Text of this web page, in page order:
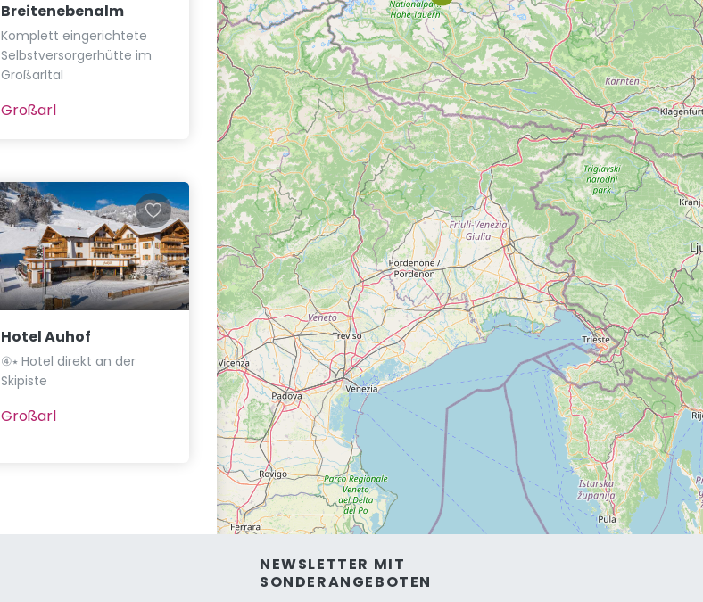
Breitenebenalm
Komplett eingerichtete
Selbstversorgerhütte im
Großarltal
Großarl
Hotel Auhof
④⭑ Hotel direkt an der
Skipiste
Großarl
NEWSLETTER MIT
SONDERANGEBOTEN